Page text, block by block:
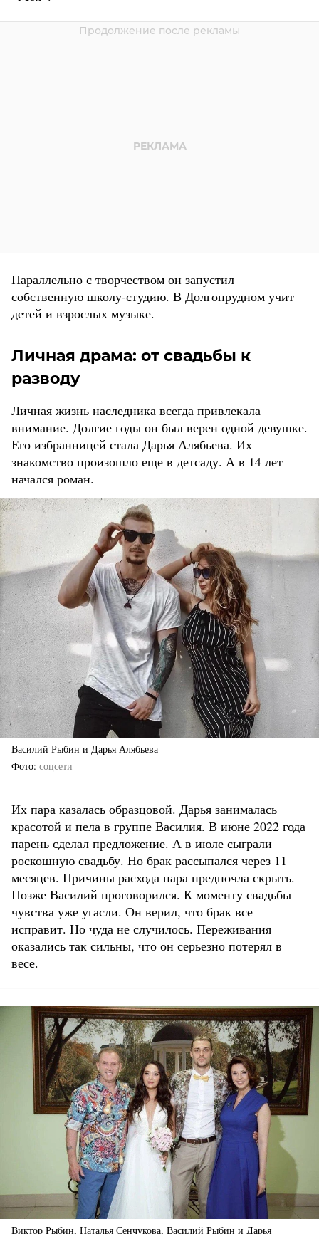
Параллельно с творчеством он запустил
собственную школу-студию. В Долгопрудном учит
детей и взрослых музыке.
Личная драма: от свадьбы к
разводу
Личная жизнь наследника всегда привлекала
внимание. Долгие годы он был верен одной девушке.
Его избранницей стала Дарья Алябьева. Их
знакомство произошло еще в детсаду. А в 14 лет
начался роман.
Василий Рыбин и Дарья Алябьева
Фото соцсети
Их пара казалась образцовой. Дарья занималась
красотой и пела в группе Василия. В июне 2022 года
парень сделал предложение. А в июле сыграли
роскошную свадьбу. Но брак рассыпался через 11
месяцев. Причины расхода пара предпочла скрыть.
Позже Василий проговорился. К моменту свадьбы
чувства уже угасли. Он верил, что брак все
исправит. Но чуда не случилось. Переживания
оказались так сильны, что он серьезно потерял в
весе.
Виктор Рыбин, Наталья Сенчукова, Василий Рыбин и Дарья